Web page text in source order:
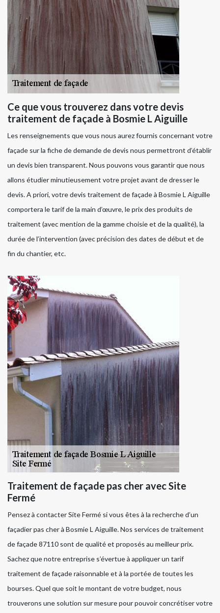
Ce que vous trouverez dans votre devis
traitement de façade à Bosmie L Aiguille
Les renseignements que vous nous aurez fournis concernant votre
façade sur la fiche de demande de devis nous permettront d’établir
un devis bien transparent. Nous pouvons vous garantir que nous
allons étudier minutieusement votre projet avant de dresser le
devis. A priori, votre devis traitement de façade à Bosmie L Aiguille
comportera le tarif de la main d’œuvre, le prix des produits de
traitement (avec mention de la gamme choisie et de la qualité), la
durée de l’intervention (avec précision des dates de début et de
fin du chantier, etc.
Traitement de façade pas cher avec Site
Fermé
Pensez à contacter Site Fermé si vous êtes à la recherche d’un
façadier pas cher à Bosmie L Aiguille. Nos services de traitement
de façade 87110 sont de qualité et proposés au meilleur prix.
Sachez que notre entreprise s’évertue à appliquer un tarif
traitement de façade raisonnable et à la portée de toutes les
bourses. Quel que soit le montant de votre budget, nous
trouverons une solution sur mesure pour pouvoir concrétiser votre